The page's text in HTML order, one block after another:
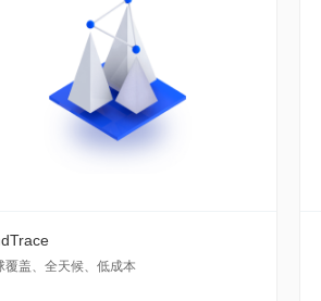
覆盖、全天候、低成本